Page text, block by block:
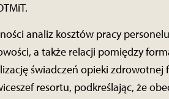
analiz kosztów pracy
a także relacji pomiędzy
świadczeń opieki zdrowotnej
resortu, podkreślając, że